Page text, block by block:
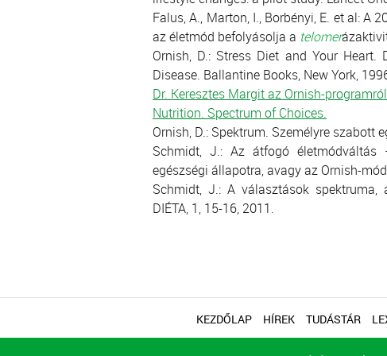
Falus, A., Marton, I., Borbényi, E. et al: A
az életmód befolyásolja a telomer
Ornish, D.: Stress Diet and Your Heart.
Disease. Ballantine Books, New York,
Dr. Keresztes Margit az Ornish-
Nutrition. Spectrum of Choices.
Ornish, D.: Spektrum. Személyre szabott
Schmidt, J.: Az átfogó
egészségi állapotra, avagy az Ornish-
Schmidt, J.: A választások spektruma,
DIÉTA, 1, 15-16, 2011.
KEZDŐLAP HÍREK TUDÁSTÁR